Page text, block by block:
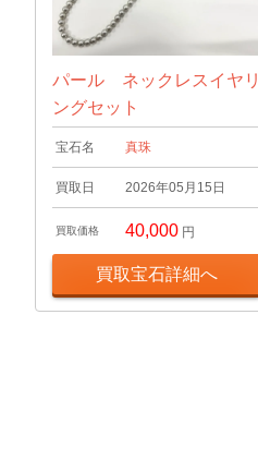
パール ネックレスイヤリ
ングセット
宝石名 真珠
買取日 2026年05月15日
買取価格 40,000 円
買取宝石詳細へ